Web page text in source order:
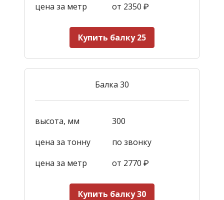
цена за метр
от 2350 ₽
Купить балку 25
Балка 30
высота, мм
300
цена за тонну
по звонку
цена за метр
от 2770 ₽
Купить балку 30